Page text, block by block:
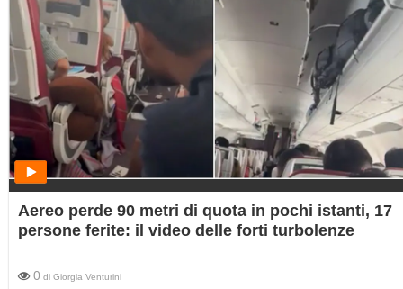
Aereo perde 90 metri di quota in pochi istanti, 17
persone ferite: il video delle forti turbolenze
0 di Giorgia Venturini